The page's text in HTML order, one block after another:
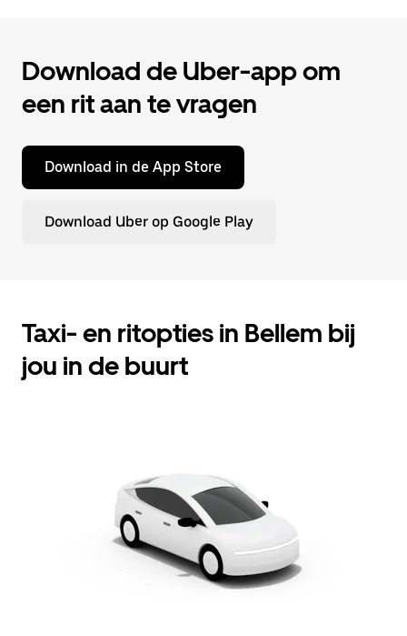
Download de Uber-app om
een rit aan te vragen
Download in de App Store
Download Uber op Google Play
Taxi- en ritopties in Bellem bij
jou in de buurt